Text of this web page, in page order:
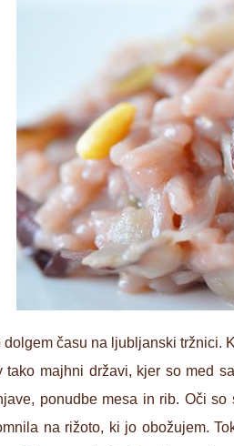
času na ljubljanski tržnici.
tako majhni državi, kjer so med
ponudbe mesa in rib. Oči
na rižoto, ki jo obožujem.